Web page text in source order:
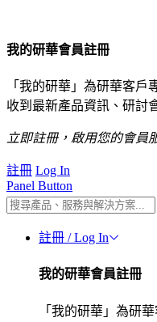
我的研華會員註冊
「我的研華」為研華客
收到最新產品資訊、研討
立即註冊，啟用您的會員
註冊 Log In
Panel Button
註冊 / Log In
我的研華會員註冊
「我的研華」為研